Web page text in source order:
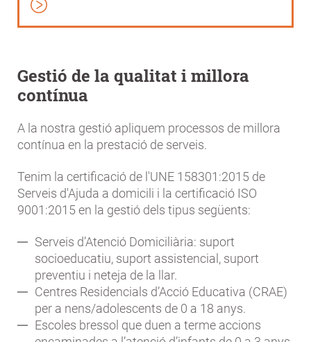
Gestió de la qualitat i millora
contínua
A la nostra gestió apliquem processos de millora
contínua en la prestació de serveis.
Tenim la certificació de l'UNE 158301:2015 de
Serveis d'Ajuda a domicili i la certificació ISO
9001:2015 en la gestió dels tipus següents:
Serveis d’Atenció Domiciliària: suport
socioeducatiu, suport assistencial, suport
preventiu i neteja de la llar.
Centres Residencials d’Acció Educativa (CRAE)
per a nens/adolescents de 0 a 18 anys.
Escoles bressol que duen a terme accions